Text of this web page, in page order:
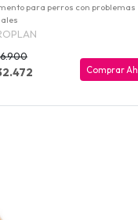
para perros con problemas
Comprar